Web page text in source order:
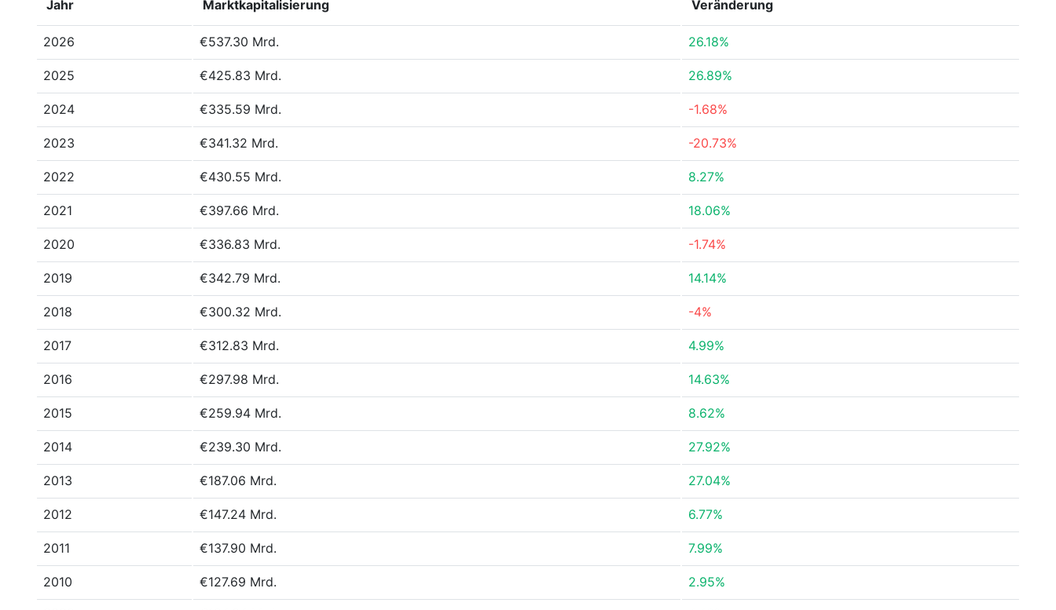
Jahr Marktkapitalisierung Veränderung
2026 €537.30 Mrd. 26.18%
2025 €425.83 Mrd. 26.89%
2024 €335.59 Mrd. -1.68%
2023 €341.32 Mrd. -20.73%
2022 €430.55 Mrd. 8.27%
2021 €397.66 Mrd. 18.06%
2020 €336.83 Mrd. -1.74%
2019 €342.79 Mrd. 14.14%
2018 €300.32 Mrd. -4%
2017 €312.83 Mrd. 4.99%
2016 €297.98 Mrd. 14.63%
2015 €259.94 Mrd. 8.62%
2014 €239.30 Mrd. 27.92%
2013 €187.06 Mrd. 27.04%
2012 €147.24 Mrd. 6.77%
2011 €137.90 Mrd. 7.99%
2010 €127.69 Mrd. 2.95%